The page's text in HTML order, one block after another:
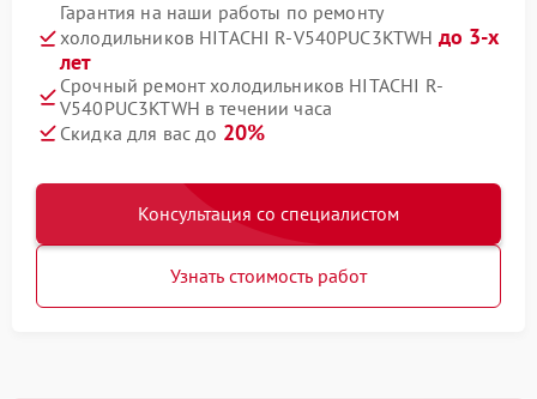
Гарантия на наши работы по ремонту
холодильников HITACHI R-V540PUC3KTWH до 3-х
лет
Срочный ремонт холодильников HITACHI R-
V540PUC3KTWH в течении часа
Скидка для вас до 20%
Консультация со специалистом
Узнать стоимость работ